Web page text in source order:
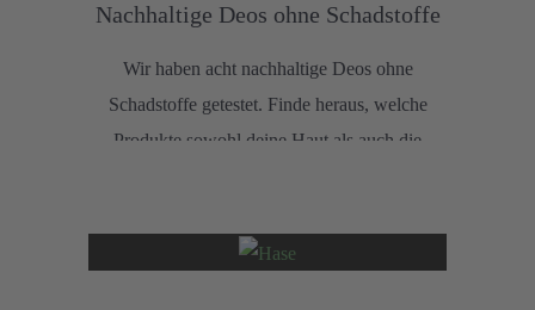
Nachhaltige Deos ohne Schadstoffe
Wir haben acht nachhaltige Deos ohne
Schadstoffe getestet. Finde heraus, welche
Produkte sowohl deine Haut als auch die